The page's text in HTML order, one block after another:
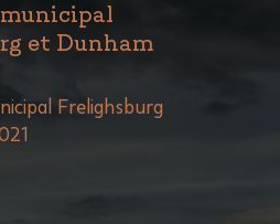
et Dunham
Frelighsburg